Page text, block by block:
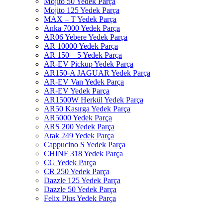
Mojito 125 Yedek Parça
MAX – T Yedek Parça
Anka 7000 Yedek Parça
AR06 Yebere Yedek Parça
AR 10000 Yedek Parça
AR 150 – 5 Yedek Parça
AR-EV Pickup Yedek Parça
AR150-A JAGUAR Yedek Parça
AR-EV Van Yedek Parça
AR-EV Yedek Parça
AR1500W Herkül Yedek Parça
AR50 Kasırga Yedek Parça
AR5000 Yedek Parça
ARS 200 Yedek Parça
Atak 249 Yedek Parça
Cappucino S Yedek Parça
CHINF 318 Yedek Parça
CG Yedek Parça
CR 250 Yedek Parça
Dazzle 125 Yedek Parça
Dazzle 50 Yedek Parça
Felix Plus Yedek Parça